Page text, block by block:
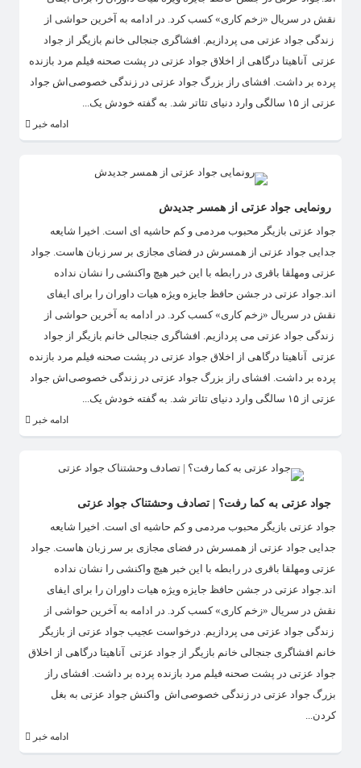
نقش در سریال «زخم کاری» کسب کرد. در ادامه به آخرین حواشی از
زندگی جواد عزتی می پردازیم. افشاگری جنجالی خانم بازیگر از جواد
عزتی آناهیتا درگاهی از اخلاق جواد عزتی در پشت صحنه فیلم مرد بازنده
پرده بر داشت. افشای راز بزرگ جواد عزتی در زندگی خصوصی‌اش جواد
عزتی از ۱۵ سالگی وارد دنیای تئاتر شد. به گفته خودش یک...
ادامه خبر
رونمایی جواد عزتی از همسر جدیدش
جواد عزتی بازیگر محبوب مردمی و کم حاشیه ای است. اخیرا شایعه
جدایی جواد عزتی از همسرش در فضای مجازی بر سر زبان هاست. جواد
عزتی ومهلقا باقری در رابطه با این خبر هیچ واکنشی را نشان نداده
اند.جواد عزتی در جشن حافظ جایزه ویژه هیات داوران را برای ایفای
نقش در سریال «زخم کاری» کسب کرد. در ادامه به آخرین حواشی از
زندگی جواد عزتی می پردازیم. افشاگری جنجالی خانم بازیگر از جواد
عزتی آناهیتا درگاهی از اخلاق جواد عزتی در پشت صحنه فیلم مرد بازنده
پرده بر داشت. افشای راز بزرگ جواد عزتی در زندگی خصوصی‌اش جواد
عزتی از ۱۵ سالگی وارد دنیای تئاتر شد. به گفته خودش یک...
ادامه خبر
جواد عزتی به کما رفت؟ | تصادف وحشتناک جواد عزتی
جواد عزتی بازیگر محبوب مردمی و کم حاشیه ای است. اخیرا شایعه
جدایی جواد عزتی از همسرش در فضای مجازی بر سر زبان هاست. جواد
عزتی ومهلقا باقری در رابطه با این خبر هیچ واکنشی را نشان نداده
اند.جواد عزتی در جشن حافظ جایزه ویژه هیات داوران را برای ایفای
نقش در سریال «زخم کاری» کسب کرد. در ادامه به آخرین حواشی از
زندگی جواد عزتی می پردازیم. درخواست عجیب جواد عزتی از بازیگر
خانم افشاگری جنجالی خانم بازیگر از جواد عزتی آناهیتا درگاهی از اخلاق
جواد عزتی در پشت صحنه فیلم مرد بازنده پرده بر داشت. افشای راز
بزرگ جواد عزتی در زندگی خصوصی‌اش واکنش جواد عزتی به بغل
کردن...
ادامه خبر